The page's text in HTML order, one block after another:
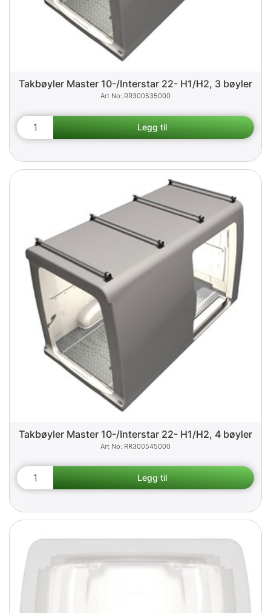
Takbøyler Master 10-/Interstar 22- H1/H2, 3 bøyler
RR300535000
Takbøyler Master 10-/Interstar 22- H1/H2, 4 bøyler
RR300545000